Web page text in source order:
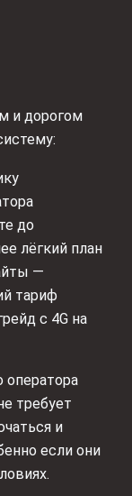
и дорогом
до
лёгкий план
—
тариф
с 4G на
оператора
требует
и
если они